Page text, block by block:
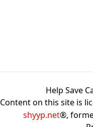
Help Save
Content on this site is
shyyp.net®,